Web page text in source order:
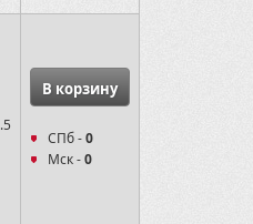
В корзину
СПб -0
Мск -0